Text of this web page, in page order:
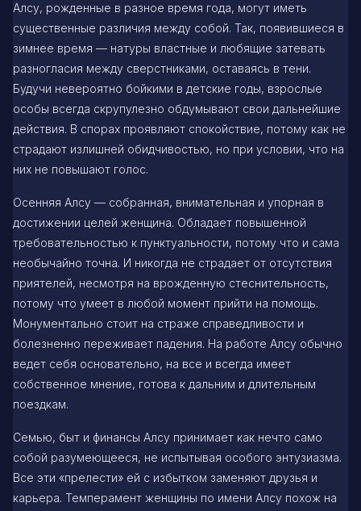
Алсу, рожденные в разное время года, могут иметь
существенные различия между собой. Так, появившиеся в
зимнее время — натуры властные и любящие затевать
разногласия между сверстниками, оставаясь в тени.
Будучи невероятно бойкими в детские годы, взрослые
особы всегда скрупулезно обдумывают свои дальнейшие
действия. В спорах проявляют спокойствие, потому как не
страдают излишней обидчивостью, но при условии, что на
них не повышают голос.
Осенняя Алсу — собранная, внимательная и упорная в
достижении целей женщина. Обладает повышенной
требовательностью к пунктуальности, потому что и сама
необычайно точна. И никогда не страдает от отсутствия
приятелей, несмотря на врожденную стеснительность,
потому что умеет в любой момент прийти на помощь.
Монументально стоит на страже справедливости и
болезненно переживает падения. На работе Алсу обычно
ведет себя основательно, на все и всегда имеет
собственное мнение, готова к дальним и длительным
поездкам.
Семью, быт и финансы Алсу принимает как нечто само
собой разумеющееся, не испытывая особого энтузиазма.
Все эти «прелести» ей с избытком заменяют друзья и
карьера. Темперамент женщины по имени Алсу похож на